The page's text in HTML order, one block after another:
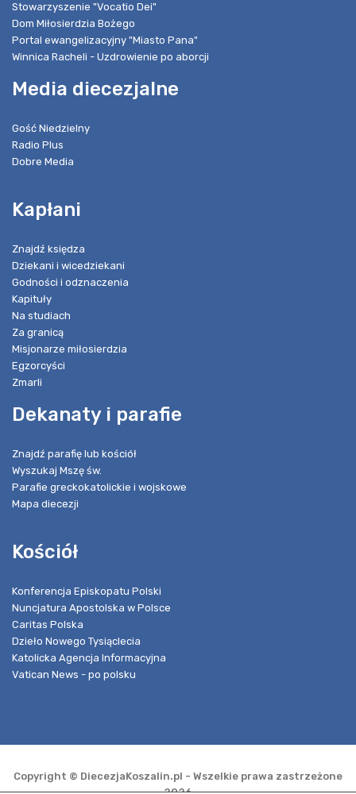
Stowarzyszenie "Vocatio Dei"
Dom Miłosierdzia Bożego
Portal ewangelizacyjny "Miasto Pana"
Winnica Racheli - Uzdrowienie po aborcji
Media diecezjalne
Gość Niedzielny
Radio Plus
Dobre Media
Kapłani
Znajdź księdza
Dziekani i wicedziekani
Godności i odznaczenia
Kapituły
Na studiach
Za granicą
Misjonarze miłosierdzia
Egzorcyści
Zmarli
Dekanaty i parafie
Znajdź parafię lub kościół
Wyszukaj Mszę św.
Parafie greckokatolickie i wojskowe
Mapa diecezji
Kościół
Konferencja Episkopatu Polski
Nuncjatura Apostolska w Polsce
Caritas Polska
Dzieło Nowego Tysiąclecia
Katolicka Agencja Informacyjna
Vatican News - po polsku
Copyright © DiecezjaKoszalin.pl - Wszelkie prawa zastrzeżone